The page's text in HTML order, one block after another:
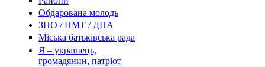
Обдарована молодь
ЗНО / НМТ / ДПА
Міська батьківська рада
Я – українець,
громадянин, патріот